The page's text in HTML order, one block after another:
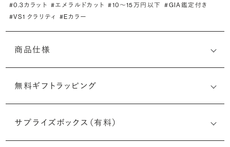
#0.3カラット #エメラルドカット #10〜15万円以下 #GIA鑑定付き
#VS1 クラリティ #Eカラー
商品仕様
無料ギフトラッピング
サプライズボックス（有料）